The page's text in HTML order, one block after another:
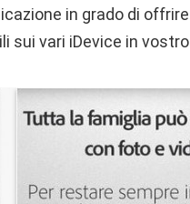
in grado di
sui vari iDevice in